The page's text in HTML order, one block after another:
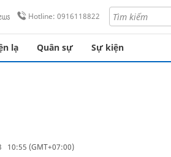
Hotline: 0916118822
lạ Quân sự Sự kiện
10:55 (GMT+07:00)